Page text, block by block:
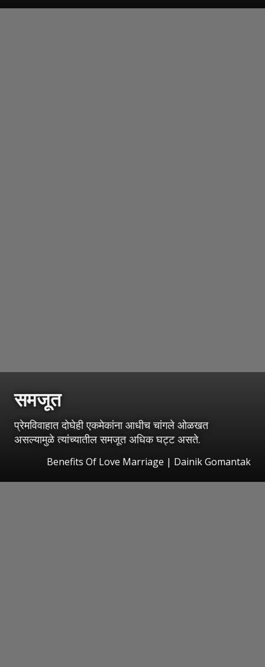
समजूत
प्रेमविवाहात दोघेही एकमेकांना आधीच चांगले ओळखत
असल्यामुळे त्यांच्यातील समजूत अधिक घट्ट असते.
Benefits Of Love Marriage | Dainik Gomantak